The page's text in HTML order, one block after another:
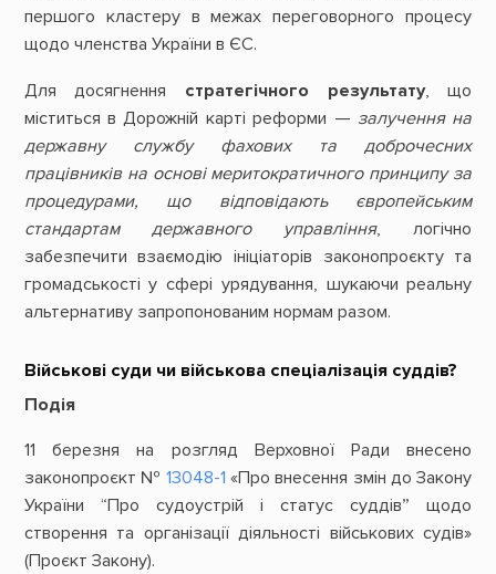
першого кластеру в межах переговорного процесу
щодо членства України в ЄС.
Для досягнення стратегічного результату, що
міститься в Дорожній карті реформи — залучення на
державну службу фахових та доброчесних
працівників на основі меритократичного принципу за
процедурами, що відповідають європейським
стандартам державного управління, логічно
забезпечити взаємодію ініціаторів законопроєкту та
громадськості у сфері урядування, шукаючи реальну
альтернативу запропонованим нормам разом.
Військові суди чи військова спеціалізація суддів?
Подія
11 березня на розгляд Верховної Ради внесено
законопроєкт № 13048-1 «Про внесення змін до Закону
України “Про судоустрій і статус суддів” щодо
створення та організації діяльності військових судів»
(Проєкт Закону).